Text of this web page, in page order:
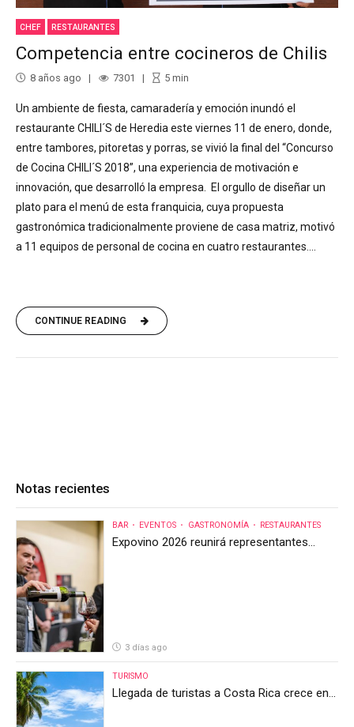
CHEF RESTAURANTES
Competencia entre cocineros de Chilis
8 años ago 7301 5min
Un ambiente de fiesta, camaradería y emoción inundó el
restaurante CHILI´S de Heredia este viernes 11 de enero, donde,
entre tambores, pitoretas y porras, se vivió la final del “Concurso
de Cocina CHILI´S 2018”, una experiencia de motivación e
innovación, que desarrolló la empresa. El orgullo de diseñar un
plato para el menú de esta franquicia, cuya propuesta
gastronómica tradicionalmente proviene de casa matriz, motivó
a 11 equipos de personal de cocina en cuatro restaurantes....
CONTINUE READING
Notas recientes
BAR EVENTOS GASTRONOMÍA RESTAURANTES
Expovino 2026 reunirá representantes
3 días ago
TURISMO
Llegada de turistas a Costa Rica crece en